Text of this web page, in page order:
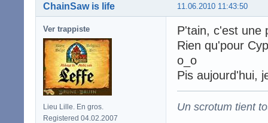
11.06.2010 11:43:50
ChainSaw is life
Ver trappiste
Lieu Lille. En gros.
Registered 04.02.2007
P'tain, c'est une
Rien qu'pour
o_o
Pis aujourd'hui,
Un scrotum tient